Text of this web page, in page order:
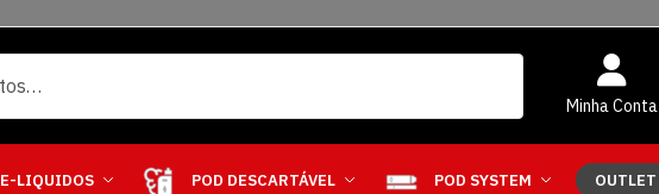
Minha Conta
E-LIQUIDOS POD DESCARTÁVEL POD SYSTEM OUTLET